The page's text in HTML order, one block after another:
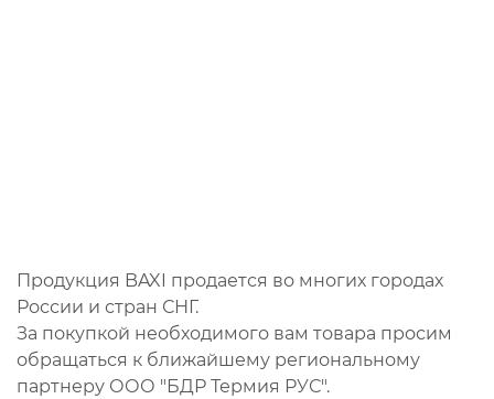
Продукция BAXI продается во многих городах
России и стран СНГ.
За покупкой необходимого вам товара просим
обращаться к ближайшему региональному
партнеру ООО "БДР Термия РУС".